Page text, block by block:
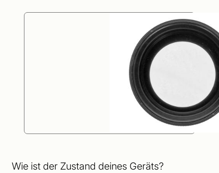
Wie ist der Zustand deines Geräts?